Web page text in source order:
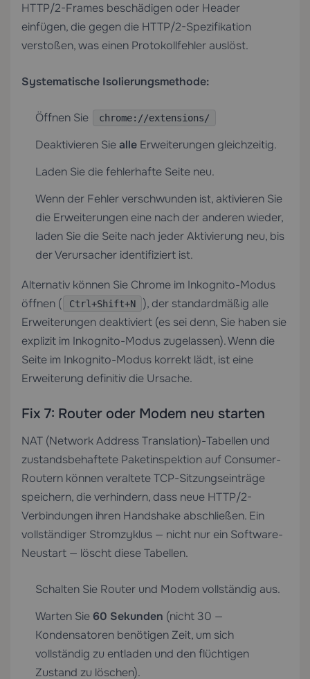
HTTP/2-Frames beschädigen oder Header
einfügen, die gegen die HTTP/2-Spezifikation
verstoßen, was einen Protokollfehler auslöst.
Systematische Isolierungsmethode:
Öffnen Sie chrome://extensions/
Deaktivieren Siealle Erweiterungen gleichzeitig.
Laden Sie die fehlerhafte Seite neu.
Wenn der Fehler verschwunden ist, aktivieren Sie
die Erweiterungen eine nach der anderen wieder,
laden Sie die Seite nach jeder Aktivierung neu, bis
der Verursacher identifiziert ist.
Alternativ können Sie Chrome im Inkognito-Modus
öffnen (
Ctrl+Shift+N
), der standardmäßig alle
Erweiterungen deaktiviert (es sei denn, Sie haben sie
explizit im Inkognito-Modus zugelassen). Wenn die
Seite im Inkognito-Modus korrekt lädt, ist eine
Erweiterung definitiv die Ursache.
Fix 7: Router oder Modem neu starten
NAT (Network Address Translation)-Tabellen und
zustandsbehaftete Paketinspektion auf Consumer-
Routern können veraltete TCP-Sitzungseinträge
speichern, die verhindern, dass neue HTTP/2-
Verbindungen ihren Handshake abschließen. Ein
vollständiger Stromzyklus — nicht nur ein Software-
Neustart — löscht diese Tabellen.
Schalten Sie Router und Modem vollständig aus.
Warten Sie 60 Sekunden (nicht 30 —
Kondensatoren benötigen Zeit, um sich
vollständig zu entladen und den flüchtigen
Zustand zu löschen).